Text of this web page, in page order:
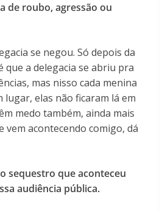
de roubo, agressão ou
se negou. Só depois da
que a delegacia se abriu pra
mas nisso cada menina
lugar, elas não ficaram lá em
medo também, ainda mais
vem acontecendo comigo, dá
sequestro que aconteceu
audiência pública.